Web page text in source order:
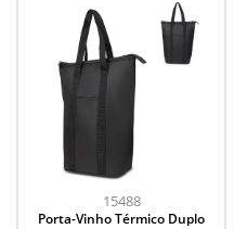
15488
Porta-Vinho Térmico Duplo